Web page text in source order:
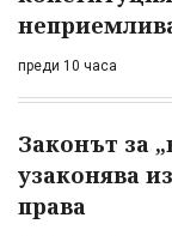
преди 10 часа
Законът за
узаконява
права